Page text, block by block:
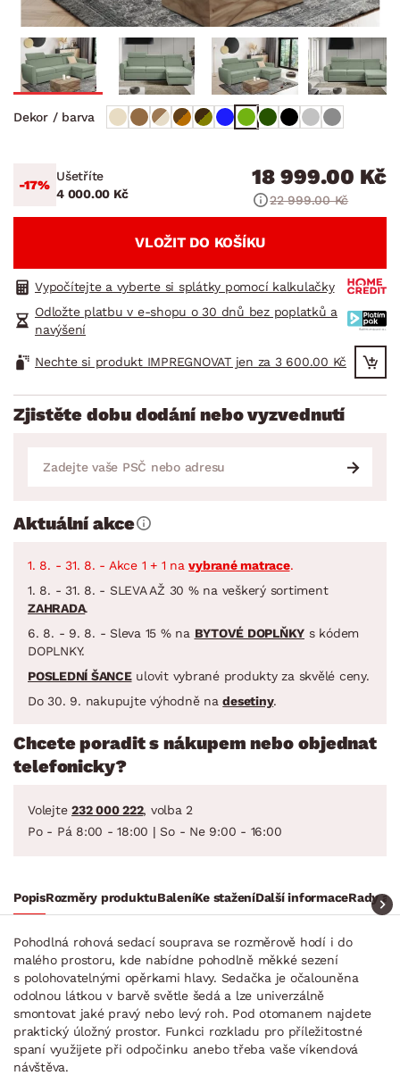
Dekor / barva
-17%
Ušetříte
4 000.00 Kč
18 999.00 Kč
22 999.00 Kč
VLOŽIT DO KOŠÍKU
Vypočítejte a vyberte si splátky pomocí kalkulačky
Odložte platbu v e-shopu o 30 dnů bez poplatků a
navýšení
Nechte si produkt IMPREGNOVAT jen za 3 600.00 Kč
Zjistěte dobu dodání nebo vyzvednutí
Aktuální akce
1. 8. - 31. 8. - Akce 1 + 1 navybrané matrace.
1. 8. - 31. 8. - SLEVA AŽ 30 % na veškerý sortiment
ZAHRADA.
6. 8. - 9. 8. - Sleva 15 % na BYTOVÉ DOPLŇKY s kódem
DOPLNKY.
POSLEDNÍ ŠANCEulovit vybrané produkty za skvělé ceny.
Do 30. 9. nakupujte výhodně nadesetiny.
Chcete poradit s nákupem nebo objednat
telefonicky?
Volejte 232 000 222, volba 2
Po - Pá 8:00 - 18:00 | So - Ne 9:00 - 16:00
PopisRozměry produktuBaleníKe staženíDalší informaceRady a
Pohodlná rohová sedací souprava se rozměrově hodí i do
malého prostoru, kde nabídne pohodlně měkké sezení
s polohovatelnými opěrkami hlavy. Sedačka je očalouněna
odolnou látkou v barvě světle šedá a lze univerzálně
smontovat jaké pravý nebo levý roh. Pod otomanem najdete
praktický úložný prostor. Funkci rozkladu pro příležitostné
spaní využijete při odpočinku anebo třeba vaše víkendová
návštěva.